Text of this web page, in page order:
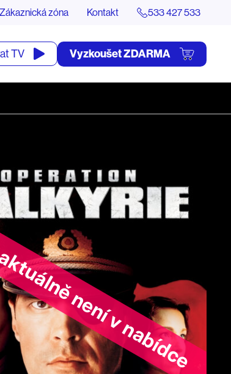
Zákaznická zóna Kontakt 533 427 533
TV Vyzkoušet ZDARMA
není v nabídce